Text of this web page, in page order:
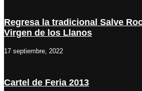
Regresa la tradicional Salve
Virgen de los Llanos
17 septiembre, 2022
Cartel de Feria 2013